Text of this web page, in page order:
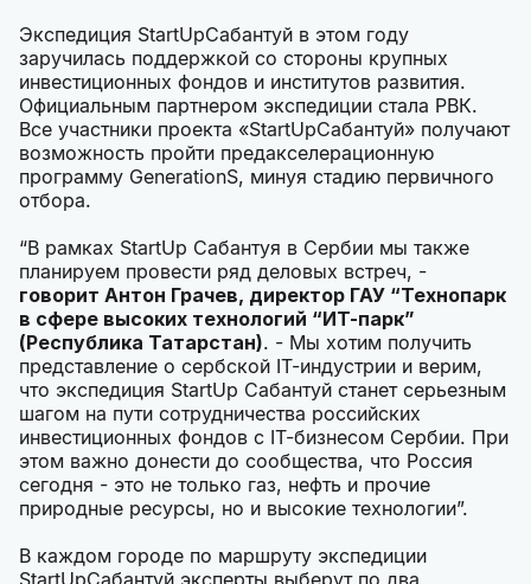
Экспедиция StartUpСабантуй в этом году
заручилась поддержкой со стороны крупных
инвестиционных фондов и институтов развития.
Официальным партнером экспедиции стала РВК.
Все участники проекта «StartUpСабантуй» получают
возможность пройти предакселерационную
программу GenerationS, минуя стадию первичного
отбора.
“В рамках StartUp Сабантуя в Сербии мы также
планируем провести ряд деловых встреч, -
говорит Антон Грачев, директор ГАУ “Технопарк
в сфере высоких технологий “ИТ-парк”
(Республика Татарстан). - Мы хотим получить
представление о сербской IT-индустрии и верим,
что экспедиция StartUp Сабантуй станет серьезным
шагом на пути сотрудничества российских
инвестиционных фондов с IT-бизнесом Сербии. При
этом важно донести до сообщества, что Россия
сегодня - это не только газ, нефть и прочие
природные ресурсы, но и высокие технологии”.
В каждом городе по маршруту экспедиции
StartUpСабантуй эксперты выберут по два